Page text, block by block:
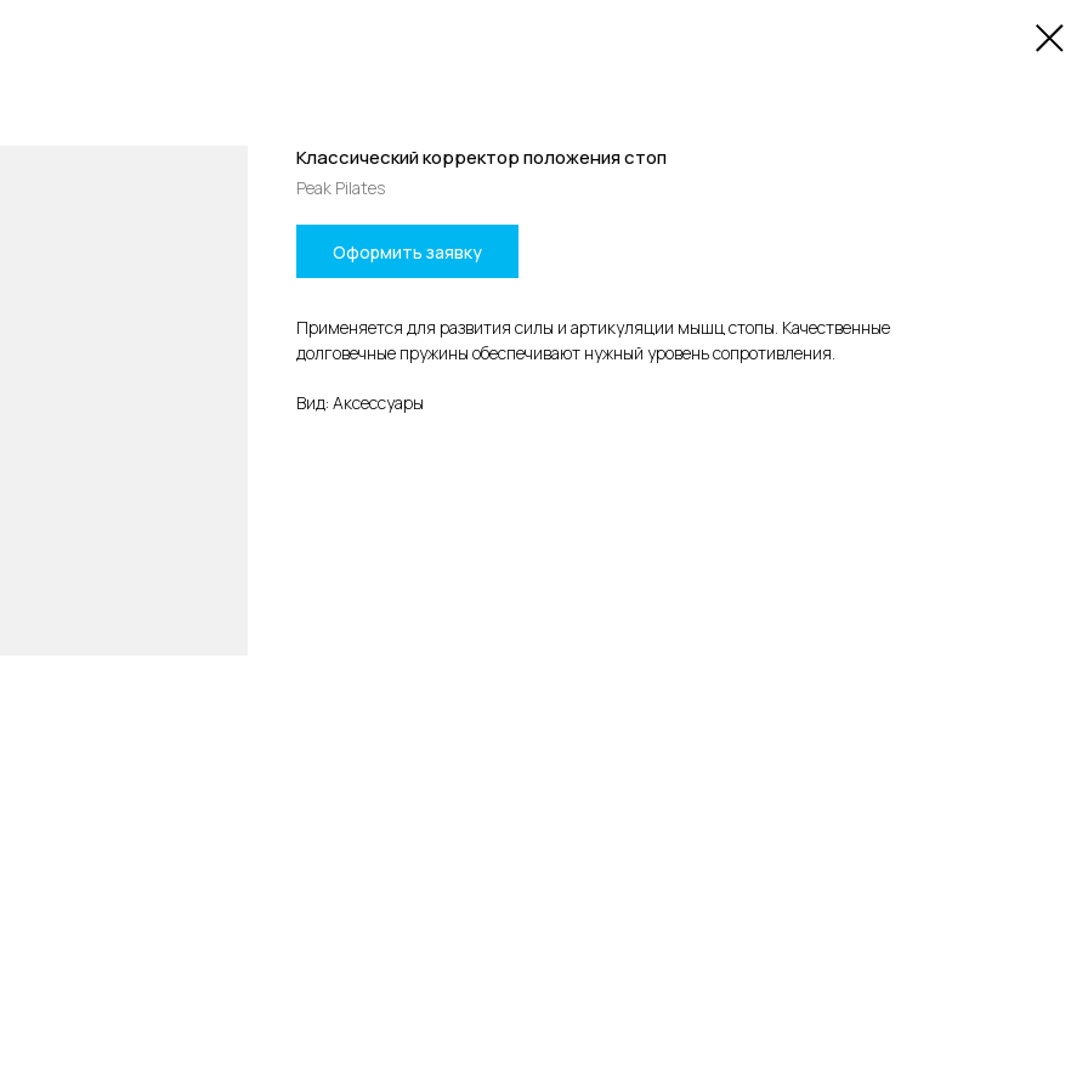
Классический корректор положения стоп
Peak Pilates
Оформить заявку
Применяется для развития силы и артикуляции мышц стопы. Качественные
долговечные пружины обеспечивают нужный уровень сопротивления.
Вид: Аксессуары